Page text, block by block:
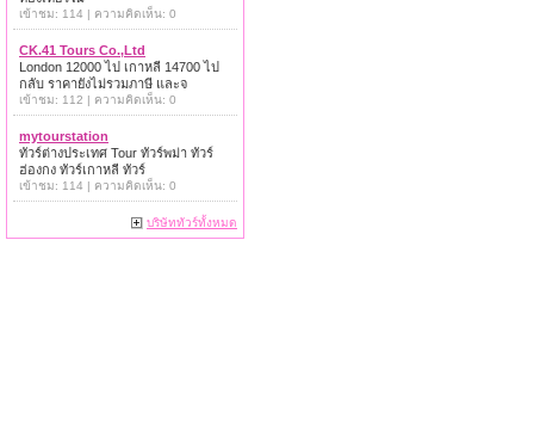
เข้าชม: 114 | ความคิดเห็น: 0
CK.41 Tours Co.,Ltd
London 12000 ไป เกาหลี 14700 ไป
กลับ ราคายังไม่รวมภาษี และจ
เข้าชม: 112 | ความคิดเห็น: 0
mytourstation
ทัวร์ต่างประเทศ Tour ทัวร์พม่า ทัวร์
ฮ่องกง ทัวร์เกาหลี ทัวร์
เข้าชม: 114 | ความคิดเห็น: 0
บริษัททัวร์ทั้งหมด